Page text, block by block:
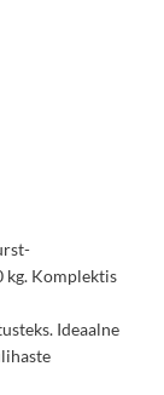
kg. Komplektis
Ideaalne